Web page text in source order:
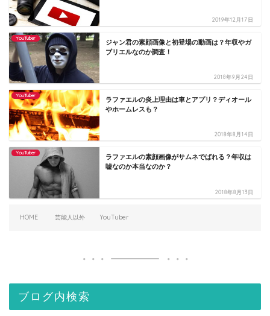
2019年12月17日
YouTuber
ジャン君の素顔画像と初登場の動画は？年収やガ
ブリエルなのか調査！
2018年9月24日
YouTuber
ラファエルの炎上理由は車とアプリ？ディオール
やホームレスも？
2018年8月14日
YouTuber
ラファエルの素顔画像がサムネでばれる？年収は
嘘なのか本当なのか？
2018年8月13日
HOME 芸能人以外 YouTuber
ブログ内検索